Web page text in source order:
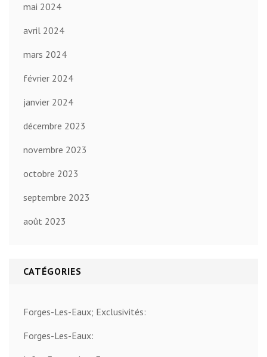
mai 2024
avril 2024
mars 2024
février 2024
janvier 2024
décembre 2023
novembre 2023
octobre 2023
septembre 2023
août 2023
CATÉGORIES
Forges-Les-Eaux; Exclusivités:
Forges-Les-Eaux: